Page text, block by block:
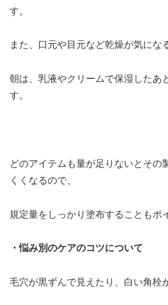
す。
また、口元や目元など乾燥が気にな
朝は、乳液やクリームで保湿したあ
す。
どのアイテムも量が足りないとその
くくなるので、
規定量をしっかり塗布することもポ
・悩み別のケアのコツについて
毛穴が黒ずんで見えたり、白い角栓